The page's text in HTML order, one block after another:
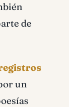
de
un